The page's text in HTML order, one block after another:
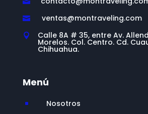
 ventas@montraveling.com
 Calle 8A # 35, entre Av.
Morelos. Col. Centro. Cd.
Chihuahua.
Menú
^ Nosotros